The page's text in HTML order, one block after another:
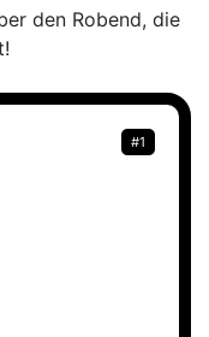
den Robend, die
#1